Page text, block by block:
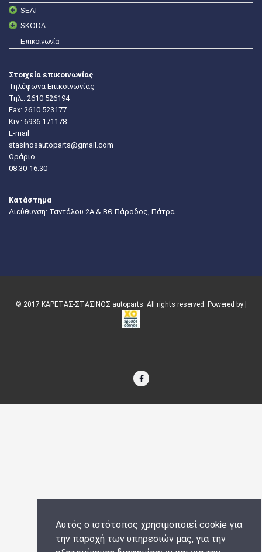
Αυτός ο ιστότοπος χρησιμοποιεί cookie για
την παροχή των υπηρεσιών μας, για την
SEAT
SKODA
Επικοινωνία
Στοιχεία επικοινωνίας
Τηλέφωνα Επικοινωνίας
Τηλ.: 2610 526194
Fax: 2610 523177
Κιν.: 6936 171178
E-mail
stasinosautoparts@gmail.com
Ωράριο
08:30-16:30
Κατάστημα
Διεύθυνση: Ταντάλου 2Α & ΒΘ Πάροδος, Πάτρα
© 2017 ΚΑΡΕΤΑΣ-ΣΤΑΣΙΝΟΣ autoparts. All rights reserved. Powered by |